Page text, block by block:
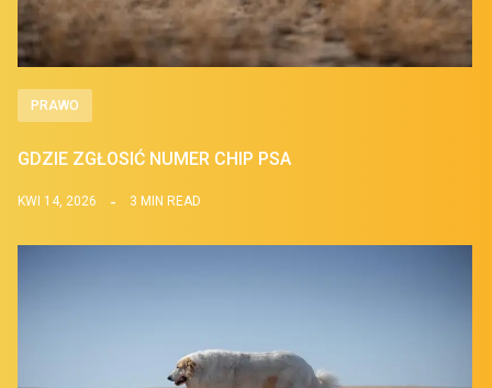
PRAWO
GDZIE ZGŁOSIĆ NUMER CHIP PSA
KWI 14, 2026 3 MIN READ